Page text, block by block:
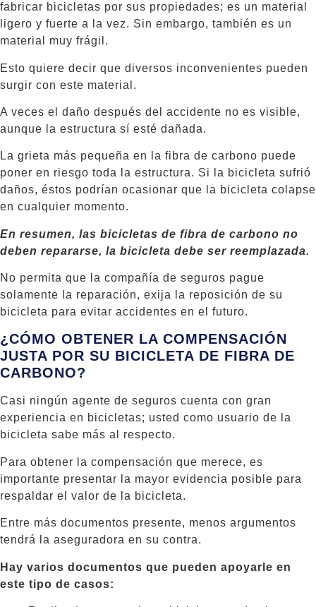
fabricar bicicletas por sus propiedades; es un material
ligero y fuerte a la vez. Sin embargo, también es un
material muy frágil.
Esto quiere decir que diversos inconvenientes pueden
surgir con este material.
A veces el daño después del accidente no es visible,
aunque la estructura sí esté dañada.
La grieta más pequeña en la fibra de carbono puede
poner en riesgo toda la estructura. Si la bicicleta sufrió
daños, éstos podrían ocasionar que la bicicleta colapse
en cualquier momento.
En resumen, las bicicletas de fibra de carbono no
deben repararse, la bicicleta debe ser reemplazada.
No permita que la compañía de seguros pague
solamente la reparación, exija la reposición de su
bicicleta para evitar accidentes en el futuro.
¿CÓMO OBTENER LA COMPENSACIÓN
JUSTA POR SU BICICLETA DE FIBRA DE
CARBONO?
Casi ningún agente de seguros cuenta con gran
experiencia en bicicletas; usted como usuario de la
bicicleta sabe más al respecto.
Para obtener la compensación que merece, es
importante presentar la mayor evidencia posible para
respaldar el valor de la bicicleta.
Entre más documentos presente, menos argumentos
tendrá la aseguradora en su contra.
Hay varios documentos que pueden apoyarle en
este tipo de casos: